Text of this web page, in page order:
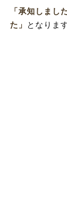
「承知しまし
た」
となりま